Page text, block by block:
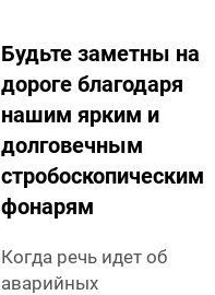
Будьте заметны на
дороге благодаря
нашим ярким и
долговечным
стробоскопическим
фонарям
Когда речь идет об
аварийных